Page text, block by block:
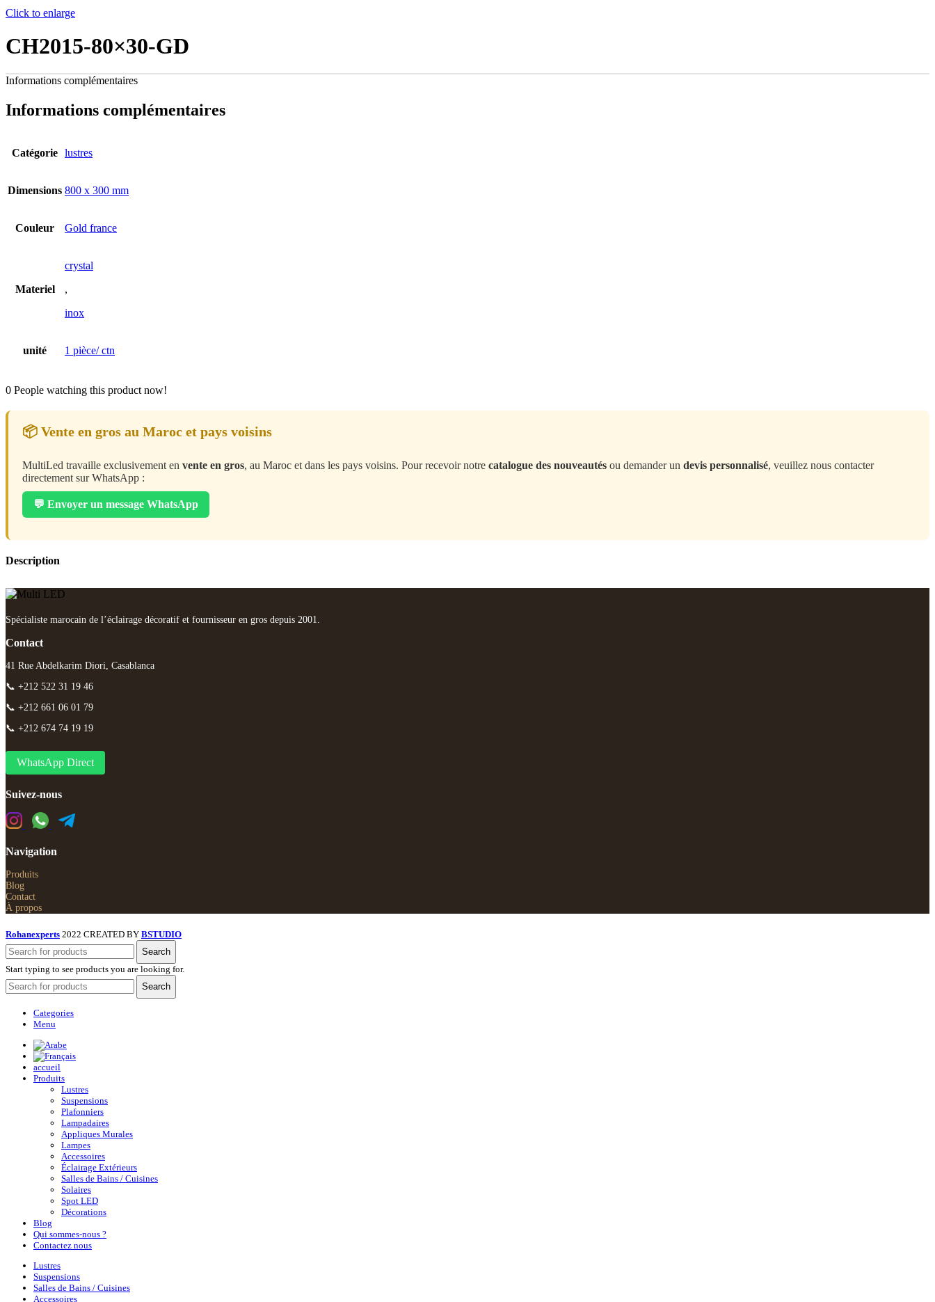
Click to enlarge
CH2015-80×30-GD
Informations complémentaires
Informations complémentaires
Catégorie lustres
Dimensions 800 x 300 mm
Couleur Gold france
Materiel
crystal
,
inox
unité 1 pièce/ ctn
0 People watching this product now!
📦 Vente en gros au Maroc et pays voisins
MultiLed travaille exclusivement en vente en gros, au Maroc et dans les pays voisins. Pour recevoir notre catalogue des nouveautés ou demander un devis personnalisé, veuillez nous contacter
directement sur WhatsApp :
💬 Envoyer un message WhatsApp
Description
Spécialiste marocain de l’éclairage décoratif et fournisseur en gros depuis 2001.
Contact
41 Rue Abdelkarim Diori, Casablanca
📞 +212 522 31 19 46
📞 +212 661 06 01 79
📞 +212 674 74 19 19
WhatsApp Direct
Suivez-nous
Navigation
Produits
Blog
Contact
À propos
Rohanexperts 2022 CREATED BY BSTUDIO
Search
Start typing to see products you are looking for.
Search
Categories
Menu
accueil
Produits
Lustres
Suspensions
Plafonniers
Lampadaires
Appliques Murales
Lampes
Accessoires
Éclairage Extérieurs
Salles de Bains / Cuisines
Solaires
Spot LED
Décorations
Blog
Qui sommes-nous ?
Contactez nous
Lustres
Suspensions
Salles de Bains / Cuisines
Accessoires